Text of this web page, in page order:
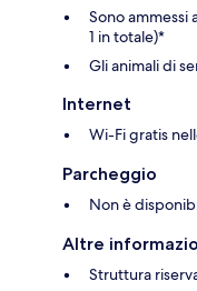
Sono ammessi
1 in totale)*
Gli animali di
Internet
Wi-Fi gratis
Parcheggio
Non è
Altre
Struttura